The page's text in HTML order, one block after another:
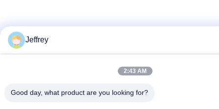
Jeffrey
2:43 AM
Good day, what product are you looking for?